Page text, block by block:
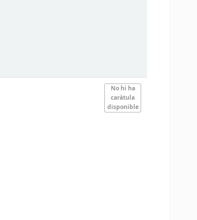
No hi ha
caràtula
disponible